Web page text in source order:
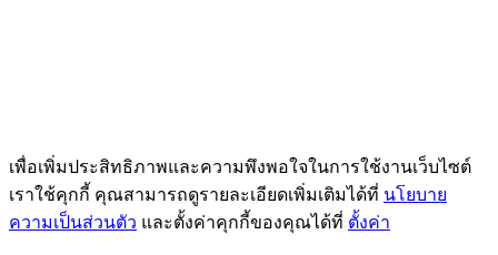
เพื่อเพิ่มประสิทธิภาพและความพึงพอใจในการใช้งานเว็บไซต์
เราใช้คุกกี้ คุณสามารถดูรายละเอียดเพิ่มเติมได้ที่ นโยบาย
ความเป็นส่วนตัว และตั้งค่าคุกกี้ของคุณได้ที่ ตั้งค่า